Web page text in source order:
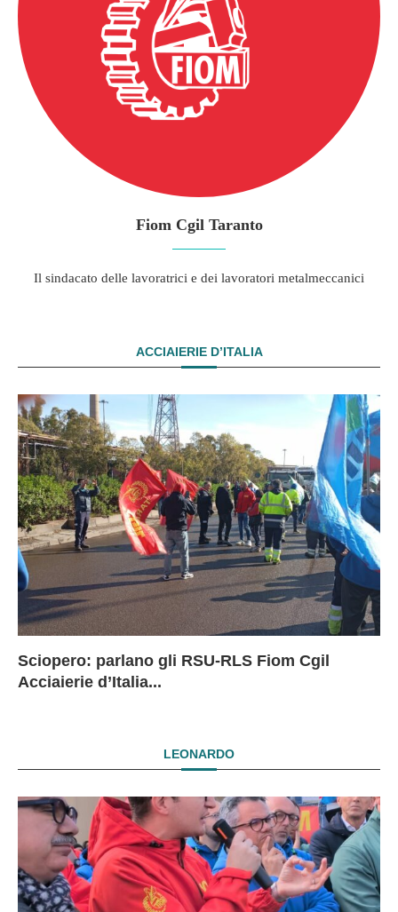
Fiom Cgil Taranto
Il sindacato delle lavoratrici e dei lavoratori metalmeccanici
ACCIAIERIE D’ITALIA
Sciopero: parlano gli RSU-RLS Fiom Cgil
Acciaierie d’Italia...
LEONARDO